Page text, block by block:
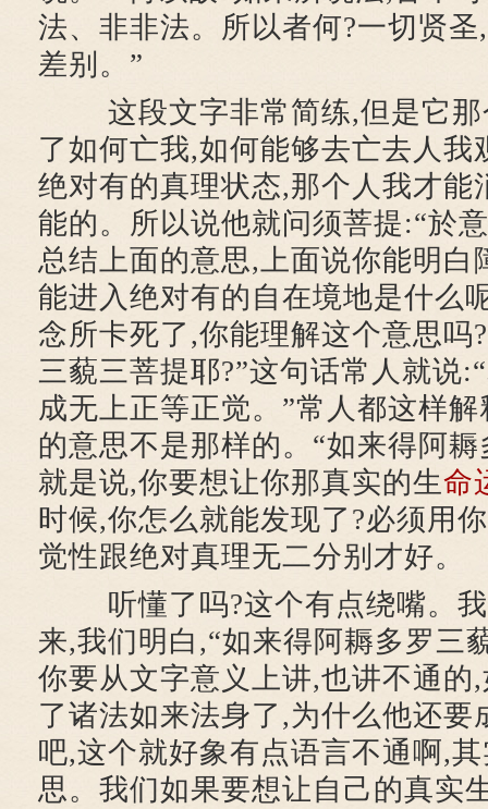
法、非非法。所以者何?一切贤圣
差别。”
这段文字非常简练,但是它那
了如何亡我,如何能够去亡去人我
绝对有的真理状态,那个人我才能
能的。所以说他就问须菩提:“於
总结上面的意思,上面说你能明白
能进入绝对有的自在境地是什么
念所卡死了,你能理解这个意思吗
三藐三菩提耶?”这句话常人就说
成无上正等正觉。”常人都这样
的意思不是那样的。“如来得阿
就是说,你要想让你那真实的生命
时候,你怎么就能发现了?必须用
觉性跟绝对真理无二分别才好。
听懂了吗?这个有点绕嘴。我
来,我们明白,“如来得阿耨多罗三
你要从文字意义上讲,也讲不通的
了诸法如来法身了,为什么他还要
吧,这个就好象有点语言不通啊,
思。我们如果要想让自己的真实